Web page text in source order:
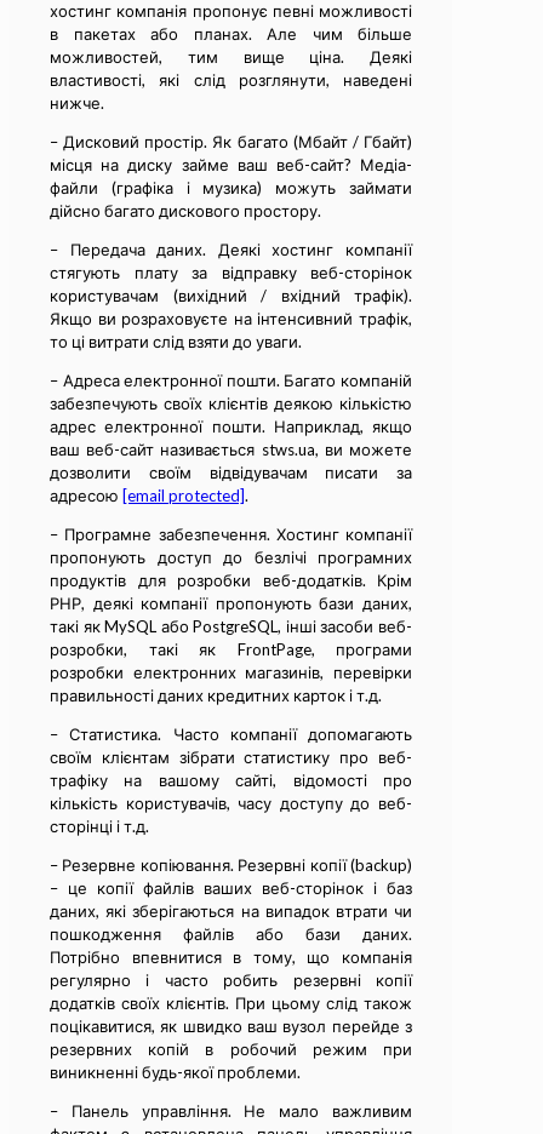
хостинг компанія пропонує певні можливості
в пакетах або планах. Але чим більше
можливостей, тим вище ціна. Деякі
властивості, які слід розглянути, наведені
нижче.
– Дисковий простір. Як багато (Мбайт / Гбайт)
місця на диску займе ваш веб-сайт? Медіа-
файли (графіка і музика) можуть займати
дійсно багато дискового простору.
– Передача даних. Деякі хостинг компанії
стягують плату за відправку веб-сторінок
користувачам (вихідний / вхідний трафік).
Якщо ви розраховуєте на інтенсивний трафік,
то ці витрати слід взяти до уваги.
– Адреса електронної пошти. Багато компаній
забезпечують своїх клієнтів деякою кількістю
адрес електронної пошти. Наприклад, якщо
ваш веб-сайт називається stws.ua, ви можете
дозволити своїм відвідувачам писати за
адресою [email protected].
– Програмне забезпечення. Хостинг компанії
пропонують доступ до безлічі програмних
продуктів для розробки веб-додатків. Крім
РНР, деякі компанії пропонують бази даних,
такі як MySQL або PostgreSQL, інші засоби веб-
розробки, такі як FrontPage, програми
розробки електронних магазинів, перевірки
правильності даних кредитних карток і т.д.
– Статистика. Часто компанії допомагають
своїм клієнтам зібрати статистику про веб-
трафіку на вашому сайті, відомості про
кількість користувачів, часу доступу до веб-
сторінці і т.д.
– Резервне копіювання. Резервні копії (backup)
– це копії файлів ваших веб-сторінок і баз
даних, які зберігаються на випадок втрати чи
пошкодження файлів або бази даних.
Потрібно впевнитися в тому, що компанія
регулярно і часто робить резервні копії
додатків своїх клієнтів. При цьому слід також
поцікавитися, як швидко ваш вузол перейде з
резервних копій в робочий режим при
виникненні будь-якої проблеми.
– Панель управління. Не мало важливим